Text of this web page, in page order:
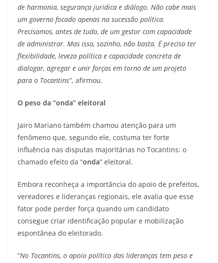
de harmonia, segurança jurídica e diálogo. Não cabe mais
um governo focado apenas na sucessão política.
Precisamos, antes de tudo, de um gestor com capacidade
de administrar. Mas isso, sozinho, não basta. É preciso ter
flexibilidade, leveza política e capacidade concreta de
dialogar, agregar e unir forças em torno de um projeto
para o Tocantins”, afirmou.
O peso da “onda” eleitoral
Jairo Mariano também chamou atenção para um
fenômeno que, segundo ele, costuma ter forte
influência nas disputas majoritárias no Tocantins: o
chamado efeito da “onda” eleitoral.
Embora reconheça a importância do apoio de prefeitos,
vereadores e lideranças regionais, ele avalia que esse
fator pode perder força quando um candidato
consegue criar identificação popular e mobilização
espontânea do eleitorado.
“No Tocantins, o apoio político das lideranças tem peso e